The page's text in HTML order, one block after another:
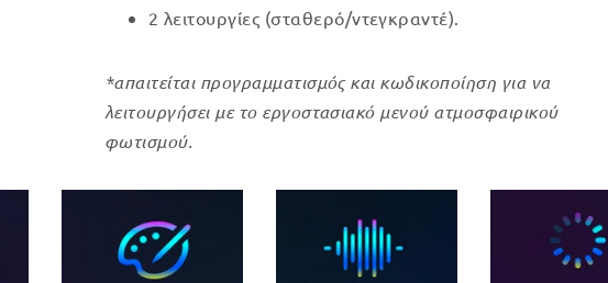
2 λειτουργίες (σταθερό/ντεγκραντέ).
*απαιτείται προγραμματισμός και κωδικοποίηση για να
λειτουργήσει με το εργοστασιακό μενού ατμοσφαιρικού
φωτισμού.